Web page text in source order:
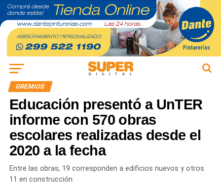
GREMIOS
Educación presentó a UnTER
informe con 570 obras
escolares realizadas desde el
2020 a la fecha
Entre las obras, 19 corresponden a edificios nuevos y otros
11 en construcción.